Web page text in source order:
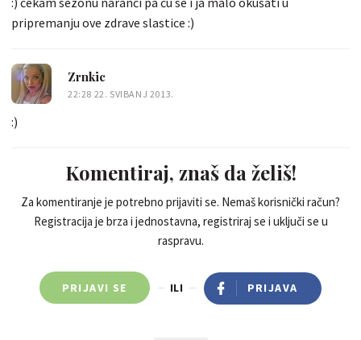
pripremanju ove zdrave slastice :)
Zrnkic
22:28 22. SVIBANJ 2013.
:)
Komentiraj, znaš da želiš!
Za komentiranje je potrebno prijaviti se. Nemaš korisnički račun?
Registracija je brza i jednostavna, registriraj se i uključi se u
raspravu.
PRIJAVI SE ILI PRIJAVA